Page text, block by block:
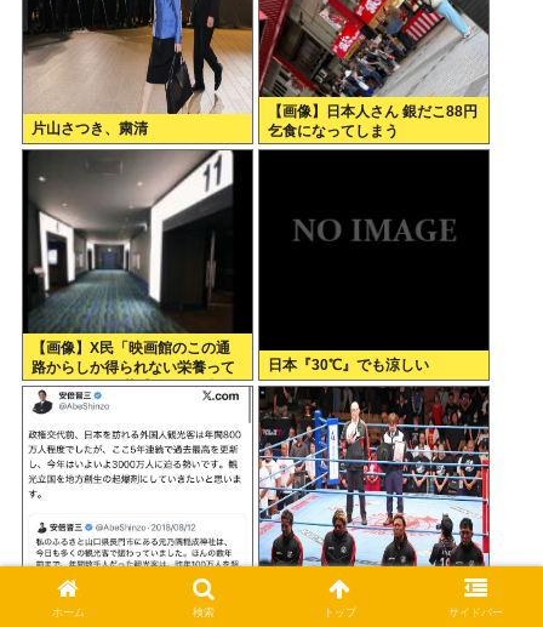
片山さつき、粛清
【画像】日本人さん 銀だこ88円
乞食になってしまう
【画像】X民「映画館のこの通
路からしか得られない栄養って
あると思う」 共感できると話題
にwww
日本『30℃』でも涼しい
ワイ東京在住、観光外人がうざ
くて排外主義になるwww
【全日本】ドリー・ファンク・
ジュニアさんの追悼式を実施 ス
ホーム 検索 トップ サイドバー